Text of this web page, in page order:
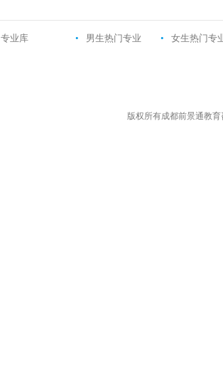
专业库 • 男生热门专业 • 女生热门专
版权所有成都前景通教